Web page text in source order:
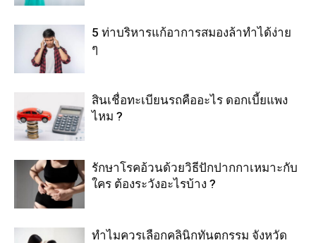
5 ท่าบริหารแก้อาการสมองล้าทำได้ง่าย
ๆ
สินเชื่อทะเบียนรถคืออะไร ดอกเบี้ยแพง
ไหม ?
รักษาโรคอ้วนด้วยวิธีปักปากกาเหมาะกับ
ใคร ต้องระวังอะไรบ้าง ?
ทำไมควรเลือกคลินิกทันตกรรม จังหวัด